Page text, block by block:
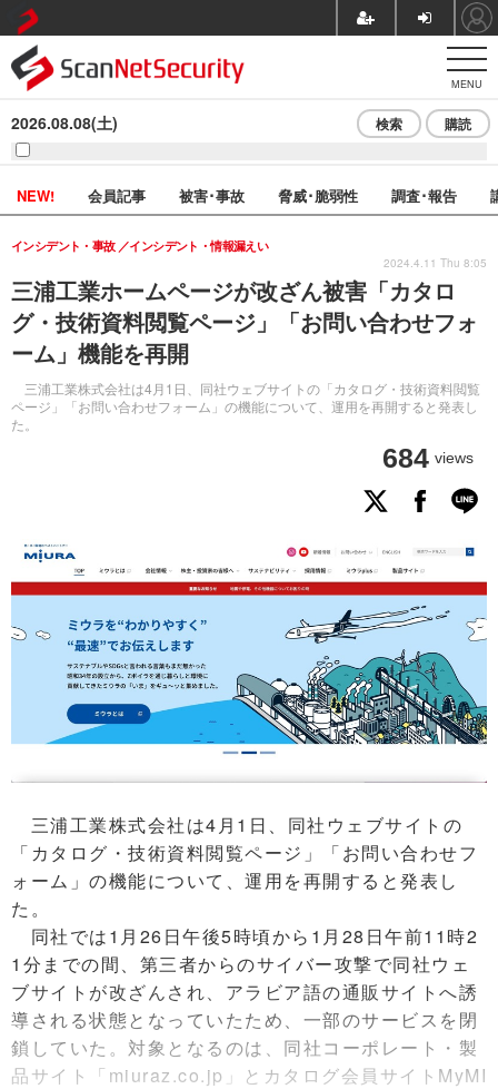
MENU
2026.08.08(土) 検索 購読
NEW! 会員記事 被害･事故 脅威･脆弱性 調査･報告
三浦工業ホームページが改ざん被害「カタロ
グ・技術資料閲覧ページ」「お問い合わせフォ
ーム」機能を再開
三浦工業株式会社は4月1日、同社ウェブサイトの「カタログ・技術資料閲覧
ページ」「お問い合わせフォーム」の機能について、運用を再開すると発表し
た。
インシデント・事故 インシデント・情報漏えい
684 views
2024.4.11 Thu 8:05
三浦工業株式会社は4月1日、同社ウェブサイトの
「カタログ・技術資料閲覧ページ」「お問い合わせフ
ォーム」の機能について、運用を再開すると発表し
た。
同社では1月26日午後5時頃から1月28日午前11時2
1分までの間、第三者からのサイバー攻撃で同社ウェ
ブサイトが改ざんされ、アラビア語の通販サイトへ誘
導される状態となっていたため、一部のサービスを閉
鎖していた。対象となるのは、同社コーポレート・製
品サイト「miuraz.co.jp」とカタログ会員サイトMyMI